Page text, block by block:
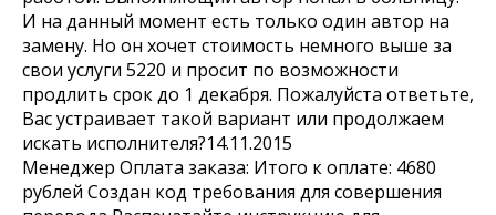
И на данный момент есть только один автор на
замену. Но он хочет стоимость немного выше за
свои услуги 5220 и просит по возможности
продлить срок до 1 декабря. Пожалуйста ответьте,
Вас устраивает такой вариант или продолжаем
искать исполнителя?14.11.2015
Менеджер Оплата заказа: Итого к оплате: 4680
рублей Создан код требования для совершения